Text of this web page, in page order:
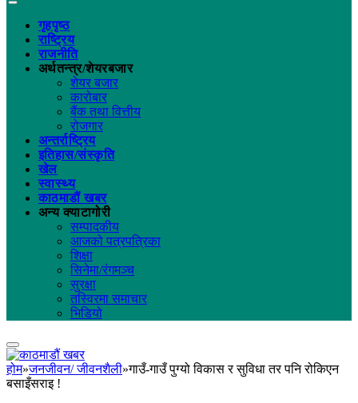
गृहपृष्ठ
राष्ट्रिय
राजनीति
अर्थतन्त्र/शेयरबजार
शेयर बजार
कारोबार
बैंक तथा वित्तीय
रोजगार
अन्तर्राष्ट्रिय
इतिहास/संस्कृति
खेल
स्वास्थ्य
काठमाडौं खबर
अन्य क्याटागोरी
सम्पादकीय
आजको पत्रपत्रिका
शिक्षा
सिनेमा/रंगमञ्च
सुरक्षा
तस्विरमा समाचार
भिडियो
होम»जनजीवन/ जीवनशैली»गाउँ-गाउँ पुग्यो विकास र सुविधा तर पनि रोकिएन
बसाइँसराइ !